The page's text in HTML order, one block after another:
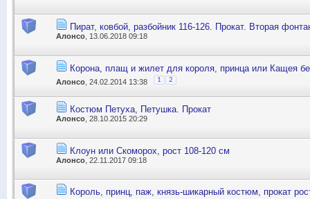
Пират, ковбой, разбойник 116-126. Прокат. Вторая
Алонсо, 13.06.2018 09:18
Корона, плащ и жилет для короля, принца или Кащея
Алонсо , 24.02.2014 13:38 1 2
Костюм Петуха, Петушка. Прокат
Алонсо, 28.10.2015 20:29
Клоун или Скоморох, рост 108-120 см
Алонсо , 22.11.2017 09:18
Король, принц, паж, князь-шикарный костюм, прокат